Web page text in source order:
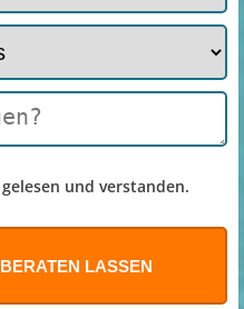
gelesen und verstanden.